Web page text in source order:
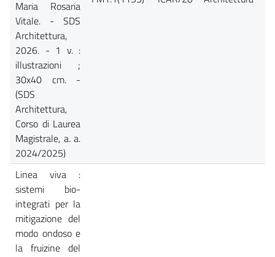
Maria Rosaria
Vitale. - SDS
Architettura,
2026. - 1 v. :
illustrazioni ;
30x40 cm. -
(SDS
Architettura,
Corso di Laurea
Magistrale, a. a.
2024/2025)
Linea viva :
sistemi bio-
integrati per la
mitigazione del
modo ondoso e
la fruizine del